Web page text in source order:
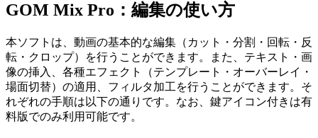
GOM Mix Pro：編集の使い方
本ソフトは、動画の基本的な編集（カット・分割・回転・反
転・クロップ）を行うことができます。また、テキスト・画
像の挿入、各種エフェクト（テンプレート・オーバーレイ・
場面切替）の適用、フィルタ加工を行うことができます。そ
れぞれの手順は以下の通りです。なお、鍵アイコン付きは有
料版でのみ利用可能です。